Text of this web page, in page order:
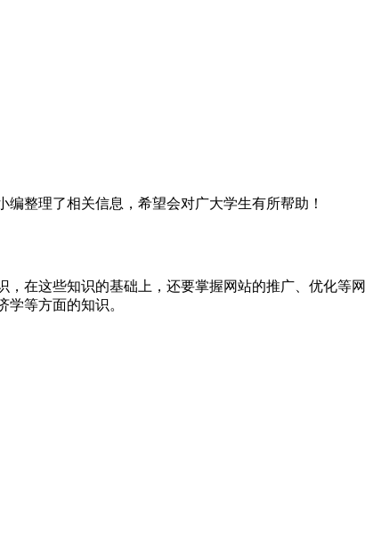
编整理了相关信息，希望会对广大学生有所帮助！
在这些知识的基础上，还要掌握网站的推广、优化等网
等方面的知识。